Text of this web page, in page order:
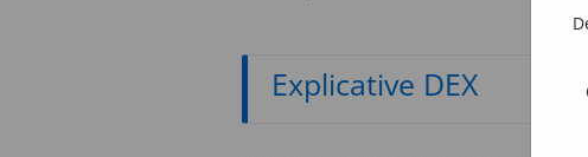
Explicative DEX